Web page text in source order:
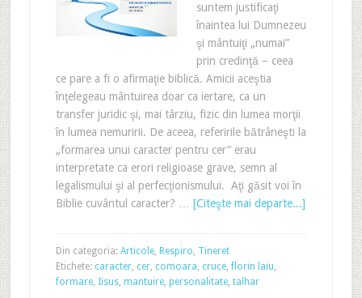
suntem justificaţi
înaintea lui Dumnezeu
şi mântuiţi „numai”
prin credinţă – ceea
ce pare a fi o afirmaţie biblică. Amicii aceştia
înţelegeau mântuirea doar ca iertare, ca un
transfer juridic şi, mai târziu, fizic din lumea morţii
în lumea nemuririi. De aceea, referirile bătrâneşti la
„formarea unui caracter pentru cer” erau
interpretate ca erori religioase grave, semn al
legalismului şi al perfecţionismului. Aţi găsit voi în
Biblie cuvântul caracter? … [Citeşte mai departe...]
Din categoria: Articole, Respiro, Tineret
Etichete: caracter, cer, comoara, cruce,florin laiu,
formare, Iisus, mantuire, personalitate, talhar